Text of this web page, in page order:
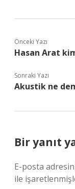
Önceki Yazı
Hasan Arat
Sonraki Yazı
Akustik ne
Bir yanıt
E-posta
ile